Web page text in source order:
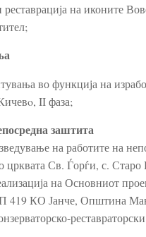
реставрација на иконите
во функција на
II фаза;
заштита
на работите на
црквата Св. Ѓорѓи, с. Старо
на Основниот
419 КО Јанче, Општина